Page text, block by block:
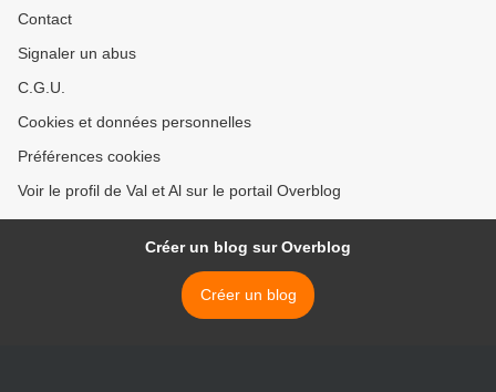
Contact
Signaler un abus
C.G.U.
Cookies et données personnelles
Préférences cookies
Voir le profil de Val et Al sur le portail Overblog
Créer un blog sur Overblog
Créer un blog